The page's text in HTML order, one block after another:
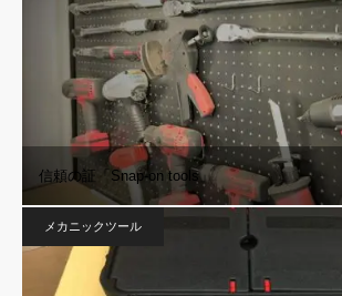
信頼の証「Snap-on tools」
メカニックツール